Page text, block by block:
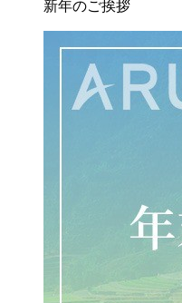
新年のご挨拶